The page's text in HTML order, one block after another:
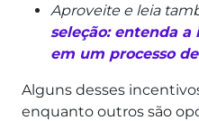
Aproveite e leia
seleção: entenda
em um processo
Alguns desses
enquanto outros são